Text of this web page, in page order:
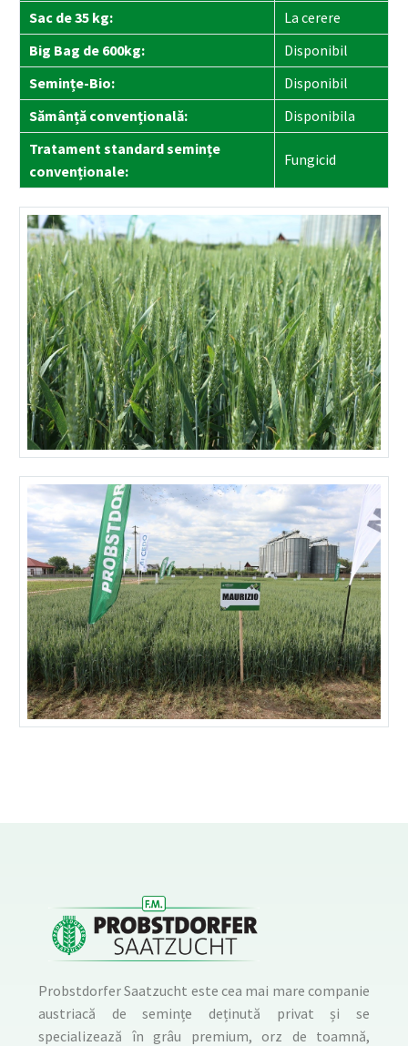
Sac de 35 kg:
La cerere
Big Bag de 600kg:
Disponibil
Semințe-Bio:
Disponibil
Sămânță convențională:
Disponibila
Tratament standard semințe
convenționale:
Fungicid
Probstdorfer Saatzucht este cea mai mare companie
austriacă de semințe deținută privat și se
specializează în grâu premium, orz de toamnă,